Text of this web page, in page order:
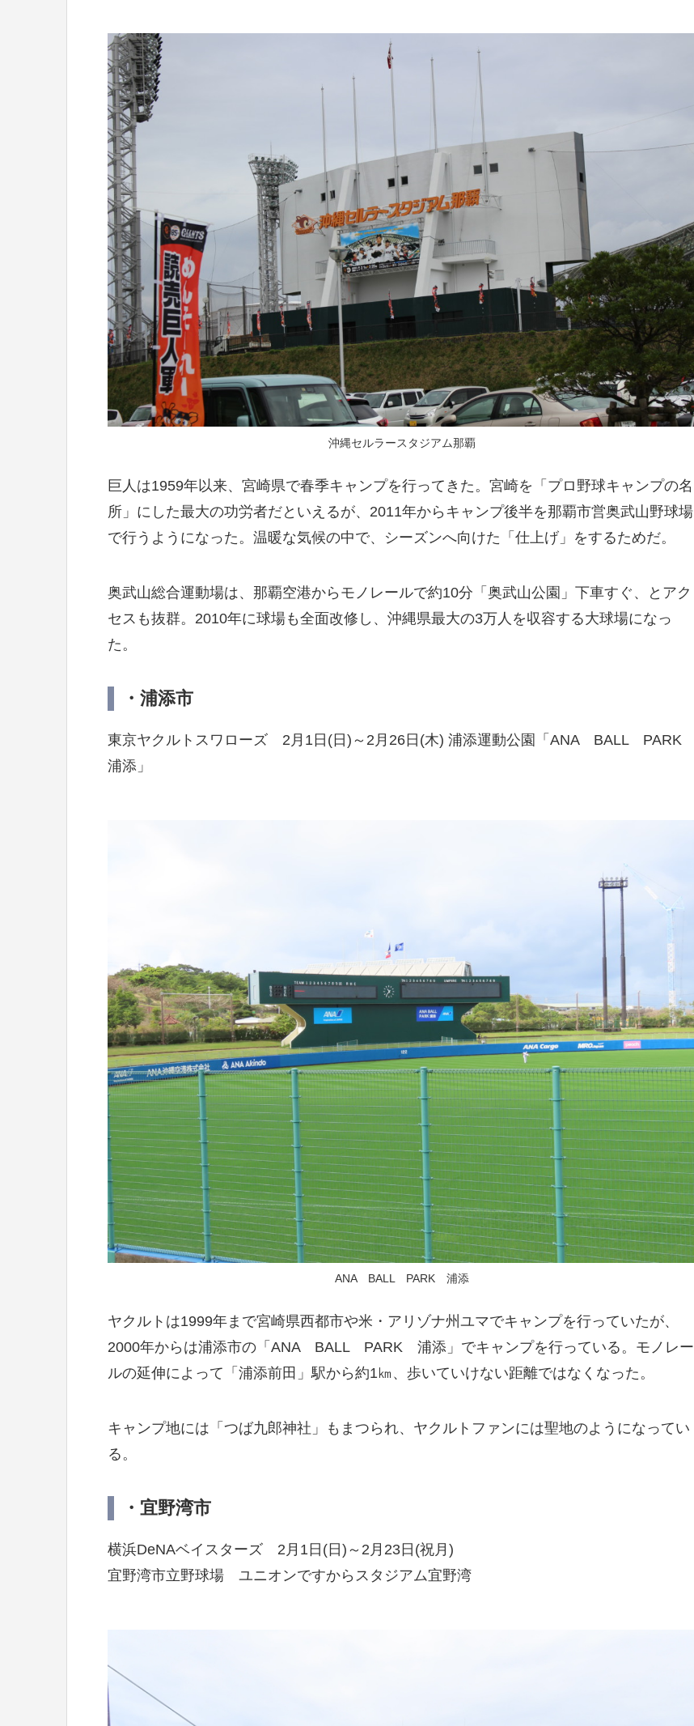
沖縄セルラースタジアム那覇
巨人は1959年以来、宮崎県で春季キャンプを行ってきた。宮崎を「プロ野球キャンプの名
所」にした最大の功労者だといえるが、2011年からキャンプ後半を那覇市営奥武山野球場
で行うようになった。温暖な気候の中で、シーズンへ向けた「仕上げ」をするためだ。
奥武山総合運動場は、那覇空港からモノレールで約10分「奥武山公園」下車すぐ、とアク
セスも抜群。2010年に球場も全面改修し、沖縄県最大の3万人を収容する大球場になっ
た。
・浦添市
東京ヤクルトスワローズ 2月1日(日)～2月26日(木) 浦添運動公園「ANA BALL PARK
浦添」
ANA BALL PARK 浦添
ヤクルトは1999年まで宮崎県西都市や米・アリゾナ州ユマでキャンプを行っていたが、
2000年からは浦添市の「ANA BALL PARK 浦添」でキャンプを行っている。モノレー
ルの延伸によって「浦添前田」駅から約1㎞、歩いていけない距離ではなくなった。
キャンプ地には「つば九郎神社」もまつられ、ヤクルトファンには聖地のようになってい
る。
・宜野湾市
横浜DeNAベイスターズ 2月1日(日)～2月23日(祝月)
宜野湾市立野球場 ユニオンですからスタジアム宜野湾